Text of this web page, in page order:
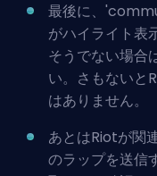
最後に、
がハイライト表
そうでない場合
い。さもないと
はありません。
あとはRiotが関
のラップを送信